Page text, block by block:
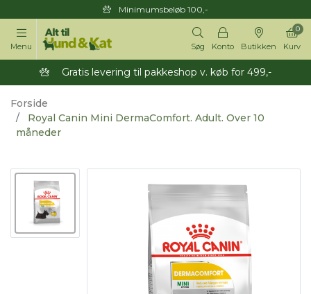
Minimumsbeløb 100,-
Menu Søg Konto Butikken Kurv
0
Gratis levering til pakkeshop v. køb for 499,-
Forside
Royal Canin Mini DermaComfort. Adult. Over 10
måneder